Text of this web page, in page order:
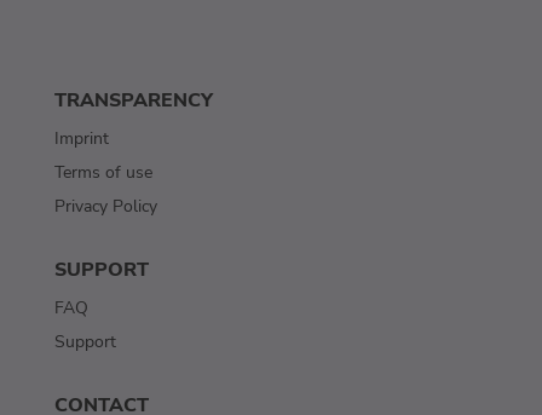
TRANSPARENCY
Imprint
Terms of use
Privacy Policy
SUPPORT
FAQ
Support
CONTACT